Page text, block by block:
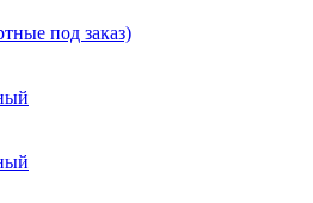
под заказ)